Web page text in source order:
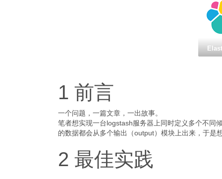
1 前言
一个问题，一篇文章，一出故事。
笔者想实现一台logstash服务器上同时定义多个不同
的数据都会从多个输出（output）模块上出来，于是
2 最佳实践